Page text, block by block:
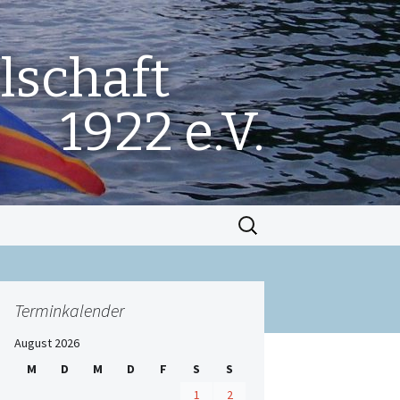
1922 e.V.
Suchen
nach:
Terminkalender
August 2026
M
D M D F S
S
1
2